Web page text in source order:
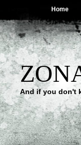
Home
And if you don't